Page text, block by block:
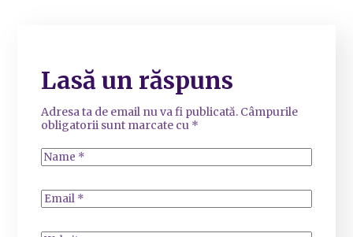
Lasă un răspuns
Adresa ta de email nu va fi publicată. Câmpurile
obligatorii sunt marcate cu *